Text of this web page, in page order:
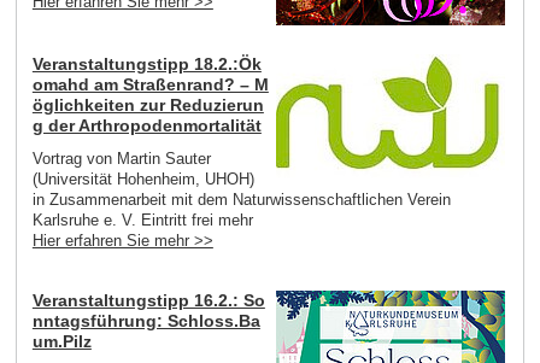
Veranstaltungstipp 18.2.:Ök
omahd am Straßenrand? – M
öglichkeiten zur Reduzierun
g der Arthropodenmortalität
Vortrag von Martin Sauter
(Universität Hohenheim, UHOH)
in Zusammenarbeit mit dem Naturwissenschaftlichen Verein
Karlsruhe e. V. Eintritt frei mehr
Hier erfahren Sie mehr >>
Veranstaltungstipp 16.2.: So
nntagsführung: Schloss.Ba
um.Pilz